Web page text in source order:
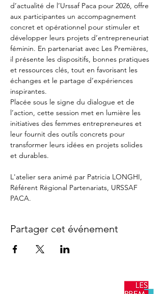
d’actualité de l’Urssaf Paca pour 2026, offre
aux participantes un accompagnement
concret et opérationnel pour stimuler et
développer leurs projets d’entrepreneuriat
féminin. En partenariat avec Les Premières,
il présente les dispositifs, bonnes pratiques
et ressources clés, tout en favorisant les
échanges et le partage d’expériences
inspirantes.
Placée sous le signe du dialogue et de
l’action, cette session met en lumière les
initiatives des femmes entrepreneures et
leur fournit des outils concrets pour
transformer leurs idées en projets solides
et durables.
L'atelier sera animé par Patricia LONGHI,
Référent Régional Partenariats, URSSAF
PACA.
Partager cet événement